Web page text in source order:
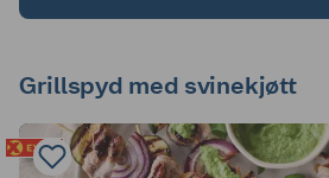
Grillspyd med svinekjøtt